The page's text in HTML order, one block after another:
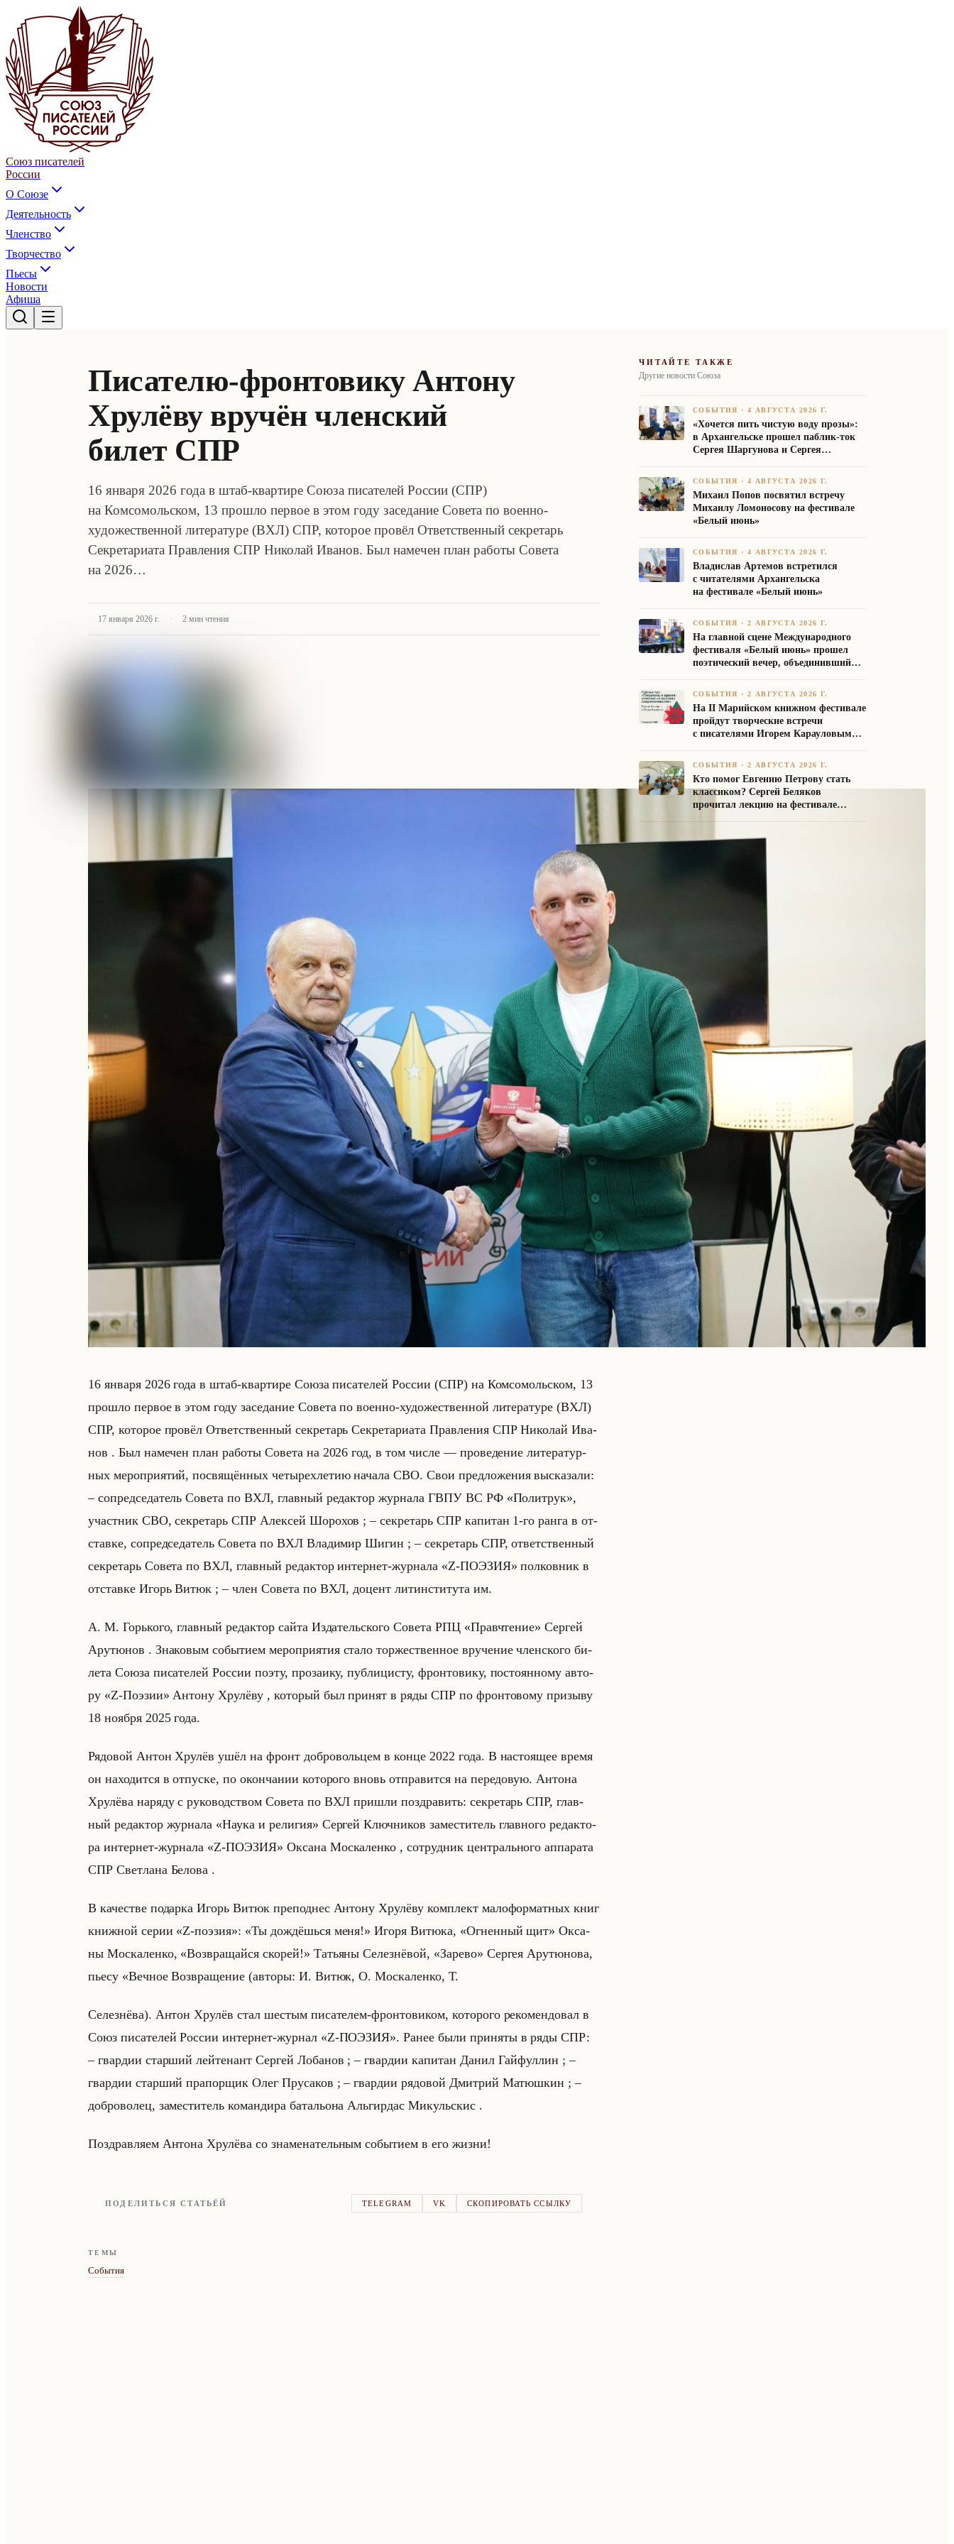
Союз писателей
России
О Союзе
Деятельность
Членство
Творчество
Пьесы
Новости
Афиша
Писателю-фронтовику Антону
Хрулёву вручён членский
билет СПР
16 января 2026 года в штаб-квартире Союза писателей России (СПР)
на Комсомольском, 13 прошло первое в этом году заседание Совета по военно-
художественной литературе (ВХЛ) СПР, которое провёл Ответственный секретарь
Секретариата Правления СПР Николай Иванов. Был намечен план работы Совета
на 2026…
17 января 2026 г. · 2 мин чтения
16 ян­ва­ря 2026 года в штаб-квар­ти­ре Союза пи­са­те­лей Рос­сии (СПР) на Ком­со­мольском, 13
про­шло пер­вое в этом году за­се­да­ние Со­ве­та по во­ен­но-ху­до­же­ствен­ной ли­те­ра­ту­ре (ВХЛ)
СПР, ко­то­рое про­вёл От­вет­ствен­ный сек­ре­тарь Сек­ре­та­ри­ата Прав­ле­ния СПР Ни­ко­лай Ива­
нов . Был на­ме­чен план ра­бо­ты Со­ве­та на 2026 год, в том числе — про­ве­де­ние ли­те­ра­тур­
ных ме­ро­при­ятий, по­свя­щён­ных че­ты­рех­ле­тию на­ча­ла СВО. Свои пред­ло­же­ния вы­ска­за­ли:
– со­пред­се­да­тель Со­ве­та по ВХЛ, глав­ный ре­дак­тор жур­на­ла ГВПУ ВС РФ «Политрук»,
участ­ник СВО, сек­ре­тарь СПР Алек­сей Шо­ро­хов ; – сек­ре­тарь СПР ка­пи­тан 1-го ранга в от­
став­ке, со­пред­се­да­тель Со­ве­та по ВХЛ Вла­ди­мир Шигин ; – сек­ре­тарь СПР, от­вет­ствен­ный
сек­ре­тарь Со­ве­та по ВХЛ, глав­ный ре­дак­тор ин­тер­нет-жур­на­ла «Z-ПОЭЗИЯ» пол­ков­ник в
от­став­ке Игорь Витюк ; – член Со­ве­та по ВХЛ, до­цент ли­тин­сти­ту­та им.
А. М. Горько­го, глав­ный ре­дак­тор сайта Из­да­тельско­го Со­ве­та РПЦ «Правчтение» Сер­гей
Ар­утю­нов . Зна­ко­вым со­бы­ти­ем ме­ро­при­ятия стало тор­же­ствен­ное вру­че­ние член­ско­го би­
ле­та Союза пи­са­те­лей Рос­сии поэту, про­за­ику, пуб­ли­ци­сту, фрон­то­ви­ку, по­сто­ян­но­му ав­то­
ру «Z-Поэзии» Ан­то­ну Хру­лё­ву , ко­то­рый был при­нят в ряды СПР по фрон­то­во­му при­зы­ву
18 но­яб­ря 2025 года.
Ря­до­вой Антон Хру­лёв ушёл на фронт доб­ро­вольцем в конце 2022 года. В на­сто­ящее время
он на­хо­дит­ся в от­пус­ке, по окон­ча­нии ко­то­ро­го вновь от­пра­вит­ся на пе­ре­до­вую. Ан­то­на
Хру­лё­ва на­ря­ду с ру­ко­вод­ством Со­ве­та по ВХЛ при­шли по­здра­вить: сек­ре­тарь СПР, глав­
ный ре­дак­тор жур­на­ла «Наука и религия» Сер­гей Ключ­ни­ков за­ме­сти­тель глав­но­го ре­дак­то­
ра ин­тер­нет-жур­на­ла «Z-ПОЭЗИЯ» Ок­са­на Мос­ка­лен­ко , со­труд­ник цен­трально­го ап­па­ра­та
СПР Свет­ла­на Бе­ло­ва .
В ка­че­стве по­дар­ка Игорь Витюк пре­под­нес Ан­то­ну Хру­лё­ву ком­плект ма­ло­фор­мат­ных книг
книж­ной серии «Z-поэзия»: «Ты дождёшься меня!» Игоря Ви­тю­ка, «Огненный щит» Ок­са­
ны Мос­ка­лен­ко, «Возвращайся скорей!» Та­тья­ны Се­лез­нё­вой, «Зарево» Сер­гея Ар­утю­но­ва,
пьесу «Вечное Возвращение (авторы: И. Витюк, О. Москаленко, Т.
Селезнёва). Антон Хрулёв стал шестым писателем-фронтовиком, которого рекомендовал в
Союз писателей России интернет-журнал «Z-ПОЭЗИЯ». Ранее были при­ня­ты в ряды СПР:
– гвар­дии стар­ший лейте­нант Сер­гей Ло­ба­нов ; – гвар­дии ка­пи­тан Данил Гайфул­лин ; –
гвар­дии стар­ший пра­пор­щик Олег Пру­са­ков ; – гвар­дии ря­до­вой Дмит­рий Ма­тюш­кин ; –
доб­ро­во­лец, за­ме­сти­тель ко­ман­ди­ра ба­та­льо­на Альгир­дас Ми­кульскис .
По­здрав­ля­ем Ан­то­на Хру­лё­ва со зна­ме­на­тельным со­бы­ти­ем в его жизни!
ПОДЕЛИТЬСЯ СТАТЬЁЙ TELEGRAM VK СКОПИРОВАТЬ ССЫЛКУ
ТЕМЫ
События
ЧИТАЙТЕ ТАКЖЕ
Другие новости Союза
СОБЫТИЯ ·4 АВГУСТА 2026 Г.
«Хочется пить чистую воду прозы»:
в Архангельске прошел паблик-ток
Сергея Шаргунова и Сергея
СОБЫТИЯ ·4 АВГУСТА 2026 Г.
Михаил Попов посвятил встречу
Михаилу Ломоносову на фестивале
«Белый июнь»
СОБЫТИЯ ·4 АВГУСТА 2026 Г.
Владислав Артемов встретился
с читателями Архангельска
на фестивале «Белый июнь»
СОБЫТИЯ ·2 АВГУСТА 2026 Г.
На главной сцене Международного
фестиваля «Белый июнь» прошел
поэтический вечер, объединивший
СОБЫТИЯ ·2 АВГУСТА 2026 Г.
На II Марийском книжном фестивале
пройдут творческие встречи
с писателями Игорем Карауловым
СОБЫТИЯ ·2 АВГУСТА 2026 Г.
Кто помог Евгению Петрову стать
классиком? Сергей Беляков
прочитал лекцию на фестивале